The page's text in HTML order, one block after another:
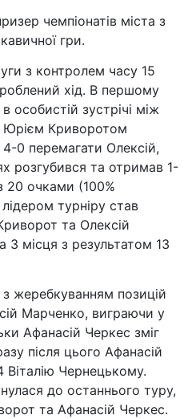
чемпіонатів міста з
гри.
з контролем часу 15
хід. В першому
особистій зустрічі між
Юрієм Криворотом
0 перемагати Олексій,
розгубився та отримав 1-
20 очками (100%
турніру став
та Олексій
3 місця з результатом 13
жеребкуванням позицій
Марченко, виграючи у
Афанасій Черкес зміг
після цього Афанасій
Віталію Чернецькому.
до останнього туру,
та Афанасій Черкес.